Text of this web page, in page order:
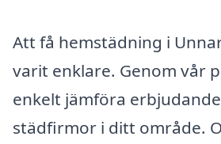
Att få hemstädning i
varit enklare. Genom vår
enkelt jämföra
städfirmor i ditt område.